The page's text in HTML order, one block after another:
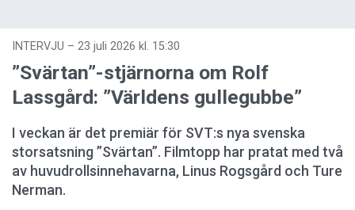
INTERVJU – 23 juli 2026 kl. 15:30
”Svärtan”-stjärnorna om Rolf
Lassgård: ”Världens gullegubbe”
I veckan är det premiär för SVT:s nya svenska
storsatsning ”Svärtan”. Filmtopp har pratat med två
av huvudrollsinnehavarna, Linus Rogsgård och Ture
Nerman.